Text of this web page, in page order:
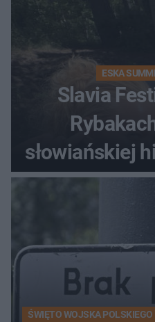
ESKA
Slavia
słowiańskiej
relaksu
ŚWIĘTO WOJSKA POLSKIEGO